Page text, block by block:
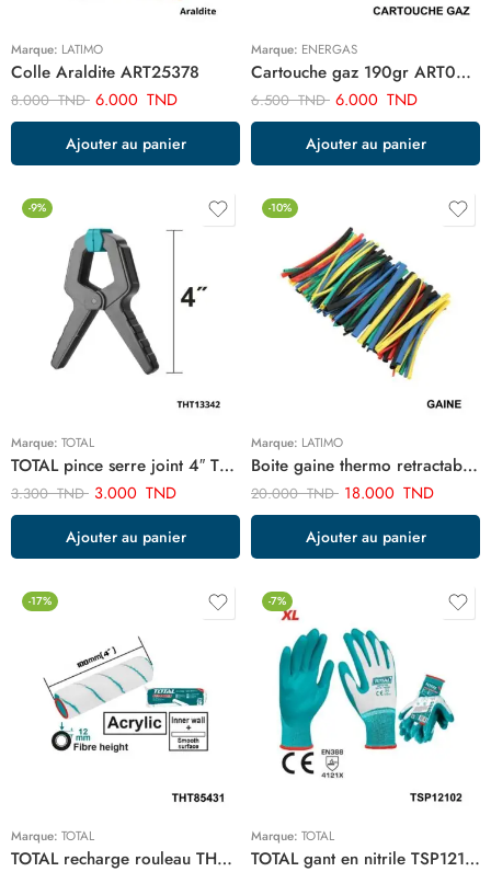
Marque: LATIMO
Colle Araldite ART25378
8.000TND 6.000 TND
Ajouter au panier
Marque: ENERGAS
Cartouche gaz 190gr ART02434
6.500TND 6.000 TND
Ajouter au panier
-9%
Marque: TOTAL
TOTAL pince serre joint 4″ THT13342
3.300TND 3.000 TND
Ajouter au panier
-10%
Marque: LATIMO
Boite gaine thermo retractable 100 pcs ART12356
20.000TND 18.000 TND
Ajouter au panier
-17%
Marque: TOTAL
TOTAL recharge rouleau THT85431
-7%
Marque: TOTAL
TOTAL gant en nitrile TSP12102